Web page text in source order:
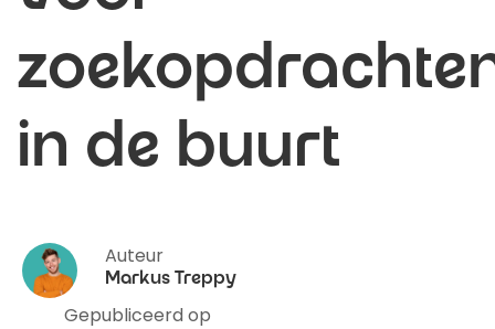
in de buurt
Auteur
Markus Treppy
Gepubliceerd op